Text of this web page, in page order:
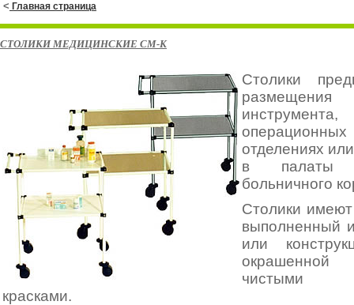
< Главная страница
СТОЛИКИ МЕДИЦИНСКИЕ СМ-К
Столики
размещения
операционных
отделениях
в палаты
больничного
Столики имеют
выполненный
или
окрашенной
чистыми
красками.